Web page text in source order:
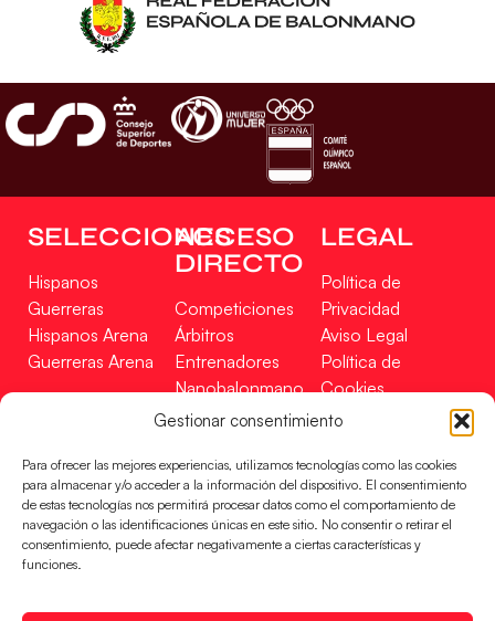
Gestionar consentimiento
Para ofrecer las mejores experiencias, utilizamos tecnologías como las cookies
para almacenar y/o acceder a la información del dispositivo. El consentimiento
de estas tecnologías nos permitirá procesar datos como el comportamiento de
navegación o las identificaciones únicas en este sitio. No consentir o retirar el
consentimiento, puede afectar negativamente a ciertas características y
funciones.
SELECCIONES
Hispanos
Guerreras
Hispanos Arena
Guerreras Arena
ACCESO
DIRECTO
Competiciones
Árbitros
Entrenadores
Nanobalonmano
Tienda
LEGAL
Política de
Privacidad
Aviso Legal
Política de
Cookies
Mapa Web
Incidencias
CONTACTO
EN
FINANCIADO